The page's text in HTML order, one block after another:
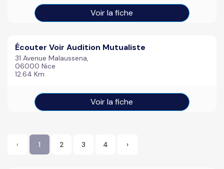
Voir la fiche
Écouter Voir Audition Mutualiste
31 Avenue Malaussena,
06000 Nice
12.64 Km
Voir la fiche
‹ 1 2 3 4 ›